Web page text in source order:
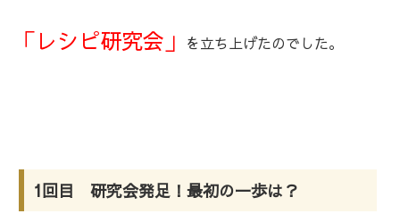
「レシピ研究会」 を立ち上げたのでした。
1回目 研究会発足！最初の一歩は？